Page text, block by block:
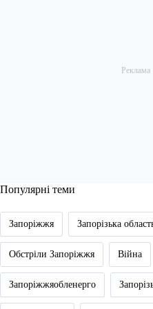
Популярні теми
Запоріжжя Запорізька
Обстріли Запоріжжя Війна
Запоріжжяобленерго